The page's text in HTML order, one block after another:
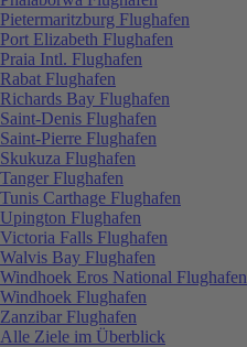
Pietermaritzburg Flughafen
Port Elizabeth Flughafen
Praia Intl. Flughafen
Rabat Flughafen
Richards Bay Flughafen
Saint-Denis Flughafen
Saint-Pierre Flughafen
Skukuza Flughafen
Tanger Flughafen
Tunis Carthage Flughafen
Upington Flughafen
Victoria Falls Flughafen
Walvis Bay Flughafen
Windhoek Eros National Flughafen
Windhoek Flughafen
Zanzibar Flughafen
Alle Ziele im Überblick